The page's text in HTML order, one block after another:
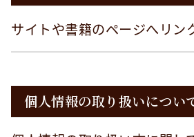
サイトや書籍のページへリン
個人情報の取り扱いについ